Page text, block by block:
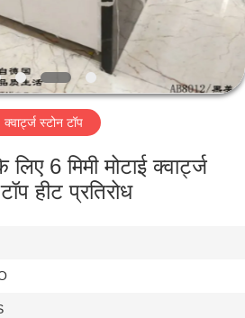
क्वार्ट्ज स्टोन टॉप
लिए 6 मिमी मोटाई क्वार्ट्ज
हीट प्रतिरोध